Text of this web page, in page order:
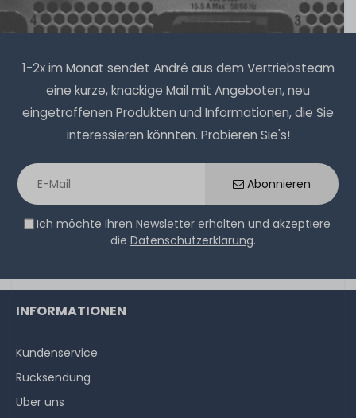
8,90 € *
1Stück
Thermal Grizzly Aeronaut Wärmeleitpaste / Thermal
32Stück sofort lieferbar
1-2 Tage*
6,90 € *
1-2x im Monat sendet André aus dem Vertriebsteam
eine kurze, knackige Mail mit Angeboten, neu
eingetroffenen Produkten und Informationen, die Sie
interessieren könnten. Probieren Sie's!
Abonnieren
Ich möchte Ihren Newsletter erhalten und akzeptiere
die Datenschutzerklärung.
INFORMATIONEN
Kundenservice
Rücksendung
Über uns